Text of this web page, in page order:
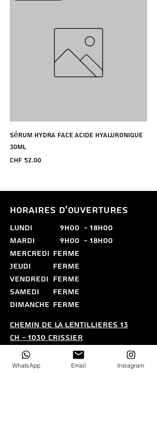
Sérum Hydra Face Acide Hyaluronique
30ml
Price
CHF 52.00
HORAIRES D'OUVERTURES
LUNDI
MARDI
MERCREDI
JEUDI
VENDREDI
SAMEDI
DIMANCHE
9h00
9H00
FERME
FERME
FERME
FERME
FERME
- 18H00
- 18H00
CHEMIN DE LA LENTILLIERES 13
CH - 1030 CRISSIER
CONTACT@ELILAZER.CH
076 686 11 19
WhatsApp Email Instagram